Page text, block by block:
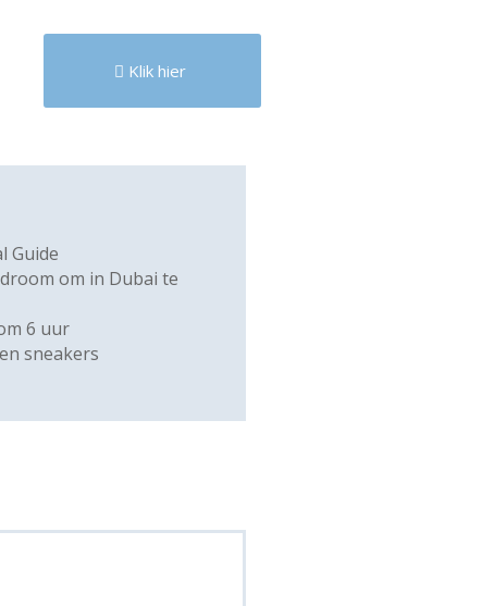
Klik hier
Guide
om in Dubai te
6 uur
sneakers